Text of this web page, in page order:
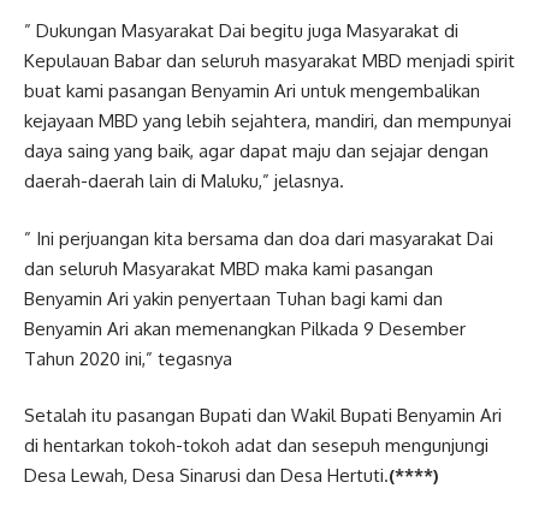
” Dukungan Masyarakat Dai begitu juga Masyarakat di
Kepulauan Babar dan seluruh masyarakat MBD menjadi spirit
buat kami pasangan Benyamin Ari untuk mengembalikan
kejayaan MBD yang lebih sejahtera, mandiri, dan mempunyai
daya saing yang baik, agar dapat maju dan sejajar dengan
daerah-daerah lain di Maluku,” jelasnya.
” Ini perjuangan kita bersama dan doa dari masyarakat Dai
dan seluruh Masyarakat MBD maka kami pasangan
Benyamin Ari yakin penyertaan Tuhan bagi kami dan
Benyamin Ari akan memenangkan Pilkada 9 Desember
Tahun 2020 ini,” tegasnya
Setalah itu pasangan Bupati dan Wakil Bupati Benyamin Ari
di hentarkan tokoh-tokoh adat dan sesepuh mengunjungi
Desa Lewah, Desa Sinarusi dan Desa Hertuti.(****)